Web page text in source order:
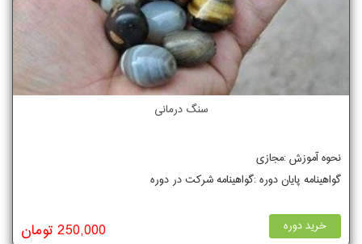
سنگ درمانی
نحوه آموزش :مجازی
گواهینامه پایان دوره :گواهینامه شرکت در دوره
خرید دوره 250,000 تومان